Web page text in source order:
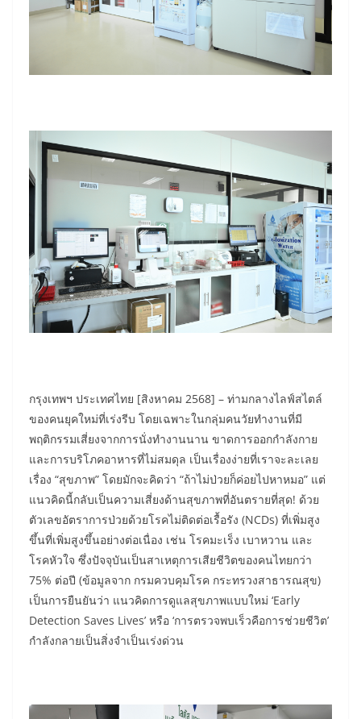
กรุงเทพฯ ประเทศไทย [สิงหาคม 2568] – ท่ามกลางไลฟ์สไตล์
ของคนยุคใหม่ที่เร่งรีบ โดยเฉพาะในกลุ่มคนวัยทำงานที่มี
พฤติกรรมเสี่ยงจากการนั่งทำงานนาน ขาดการออกกำลังกาย
และการบริโภคอาหารที่ไม่สมดุล เป็นเรื่องง่ายที่เราจะละเลย
เรื่อง “สุขภาพ” โดยมักจะคิดว่า “ถ้าไม่ป่วยก็ค่อยไปหาหมอ” แต่
แนวคิดนี้กลับเป็นความเสี่ยงด้านสุขภาพที่อันตรายที่สุด! ด้วย
ตัวเลขอัตราการป่วยด้วยโรคไม่ติดต่อเรื้อรัง (NCDs) ที่เพิ่มสูง
ขึ้นที่เพิ่มสูงขึ้นอย่างต่อเนื่อง เช่น โรคมะเร็ง เบาหวาน และ
โรคหัวใจ ซึ่งปัจจุบันเป็นสาเหตุการเสียชีวิตของคนไทยกว่า
75% ต่อปี (ข้อมูลจาก กรมควบคุมโรค กระทรวงสาธารณสุข)
เป็นการยืนยันว่า แนวคิดการดูแลสุขภาพแบบใหม่ ‘Early
Detection Saves Lives’ หรือ ‘การตรวจพบเร็วคือการช่วยชีวิต’
กำลังกลายเป็นสิ่งจำเป็นเร่งด่วน